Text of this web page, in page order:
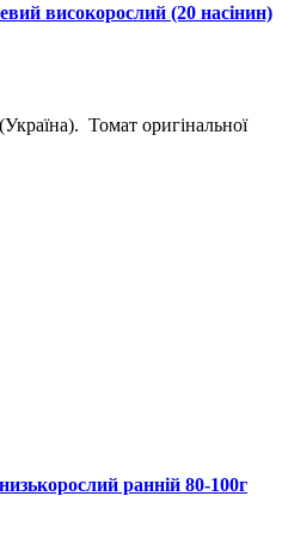
високорослий (20 насінин)
Томат оригінальної
ранній 80-100г